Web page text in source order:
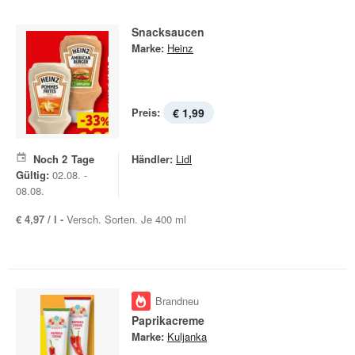
Snacksaucen
Marke: Heinz
Preis: € 1,99
Noch 2 Tage
Gültig: 02.08. -
08.08.
Händler: Lidl
€ 4,97 / l - Versch. Sorten. Je 400 ml
Brandneu
Paprikacreme
Marke: Kuljanka